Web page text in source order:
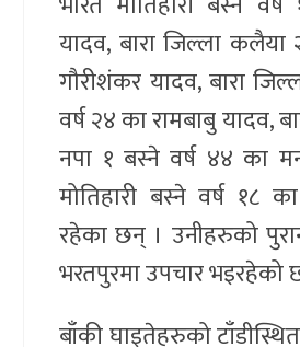
यादव, बारा जिल्ला कलैया
गौरीशंकर यादव, बारा
वर्ष २४ का रामबाबु यादव,
नपा १ बस्ने वर्ष ४४ का
मोतिहारी बस्ने वर्ष १८
रहेका छन् । उनीहरुको
भरतपुरमा उपचार भइरहेको
बाँकी घाइतेहरुको